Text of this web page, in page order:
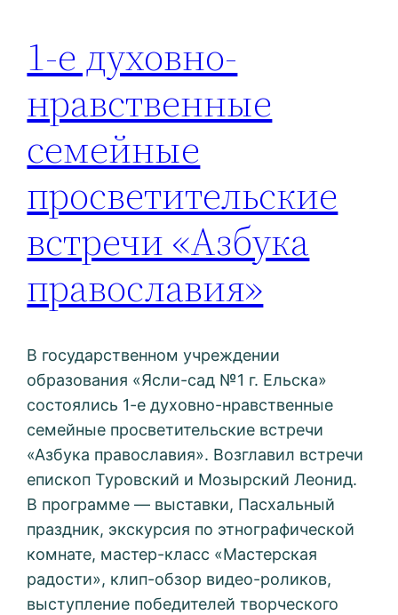
1-е духовно-
нравственные
семейные
просветительские
встречи «Азбука
православия»
В государственном учреждении
образования «Ясли-сад №1 г. Ельска»
состоялись 1-е духовно-нравственные
семейные просветительские встречи
«Азбука православия». Возглавил встречи
епископ Туровский и Мозырский Леонид.
В программе — выставки, Пасхальный
праздник, экскурсия по этнографической
комнате, мастер-класс «Мастерская
радости», клип-обзор видео-роликов,
выступление победителей творческого